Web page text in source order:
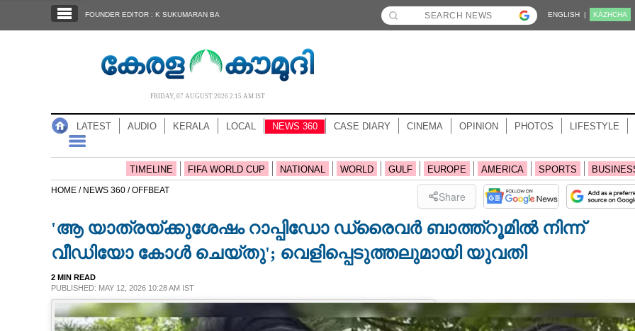
NOTIFIED NEWS
NEWS 360
CASE DIARY
FOUNDER EDITOR : K SUKUMARAN BA ENGLISH | KĀZHCHA
FRIDAY, 07 AUGUST 2026 2.15 AM IST
LATEST AUDIO KERALA LOCAL NEWS 360 CASE DIARY CINEMA OPINION PHOTOS LIFESTYLE
TIMELINE FIFA WORLD CUP NATIONAL WORLD GULF EUROPE AMERICA SPORTS
HOME / NEWS 360 /OFFBEAT Share
'ആ യാത്രയ്‌ക്കുശേഷം റാപ്പിഡോ ഡ്രൈവർ ബാ‌ത്ത്‌റൂമിൽ നിന്ന്‌
വീഡിയോ കോൾ ചെയ്‌തു'; വെളിപ്പെടുത്തലുമായി യുവതി
2 MIN READ
PUBLISHED: MAY 12, 2026 10:28 AM IST